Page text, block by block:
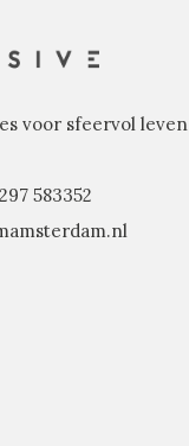
voor sfeervol leven
583352